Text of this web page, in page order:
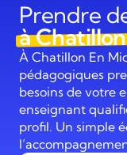
Prendre
à
À Chatillon En
pédagogiques
besoins de votre
enseignant
profil. Un simple